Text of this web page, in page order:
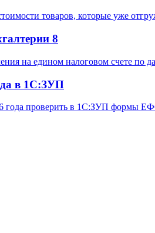
товаров, которые уже
8
на едином налоговом счете
в 1С:ЗУП
года проверить в 1С:ЗУП